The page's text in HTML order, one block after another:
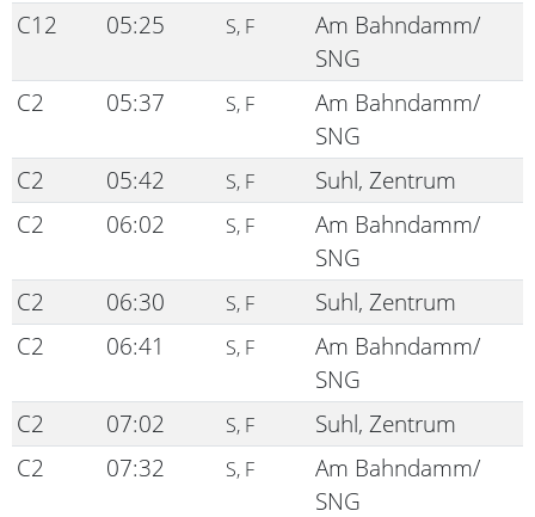
C12
05:25 S, F
Am Bahndamm/
SNG
C2
05:37 S, F
Am Bahndamm/
SNG
C2
05:42 S, F
Suhl, Zentrum
C2
06:02 S, F
Am Bahndamm/
SNG
C2
06:30 S, F
Suhl, Zentrum
C2
06:41 S, F
Am Bahndamm/
SNG
C2
07:02 S, F
Suhl, Zentrum
C2
07:32 S, F
Am Bahndamm/
SNG